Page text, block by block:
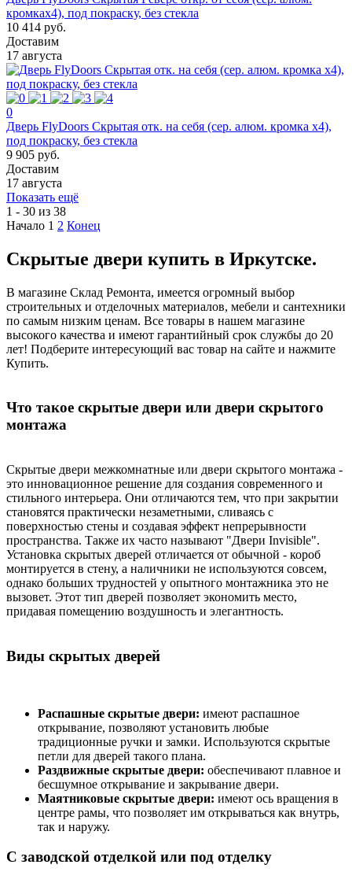
кромках4), под покраску, без стекла
10 414 руб.
Доставим
17 августа
0
Дверь FlyDoors Скрытая отк. на себя (сер. алюм. кромка х4),
под покраску, без стекла
9 905 руб.
Доставим
17 августа
Показать ещё
1 - 30 из 38
Начало 1 2 Конец
Скрытые двери купить в Иркутске.
В магазине Склад Ремонта, имеется огромный выбор
строительных и отделочных материалов, мебели и сантехники
по самым низким ценам. Все товары в нашем магазине
высокого качества и имеют гарантийный срок службы до 20
лет! Подберите интересующий вас товар на сайте и нажмите
Купить.
Что такое скрытые двери или двери скрытого
монтажа
Скрытые двери межкомнатные или двери скрытого монтажа -
это инновационное решение для создания современного и
стильного интерьера. Они отличаются тем, что при закрытии
становятся практически незаметными, сливаясь с
поверхностью стены и создавая эффект непрерывности
пространства. Также их часто называют "Двери Invisible".
Установка скрытых дверей отличается от обычной - короб
монтируется в стену, а наличники не используются совсем,
однако больших трудностей у опытного монтажника это не
вызовет. Этот тип дверей позволяет экономить место,
придавая помещению воздушность и элегантность.
Виды скрытых дверей
Распашные скрытые двери: имеют распашное
открывание, позволяют установить любые
традиционные ручки и замки. Используются скрытые
петли для дверей такого плана.
Раздвижные скрытые двери: обеспечивают плавное и
бесшумное открывание и закрывание двери.
Маятниковые скрытые двери: имеют ось вращения в
центре рамы, что позволяет им открываться как внутрь,
так и наружу.
С заводской отделкой или под отделку